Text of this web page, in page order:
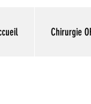
Chirurgie